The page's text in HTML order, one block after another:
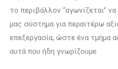
το περιβάλλον “αγωνίζεται”
μας σύστημα για περαιτέρω
επεξεργασία, ώστε ένα τμήμα
αυτά που ήδη γνωρίζουμε